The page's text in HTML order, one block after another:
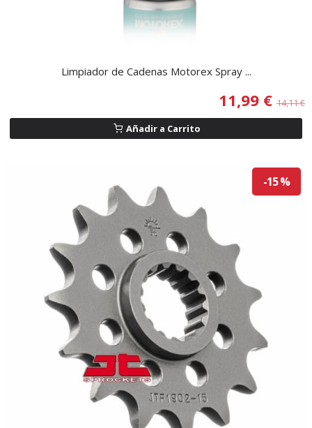
Limpiador de Cadenas Motorex Spray ...
11,99 € 14,11 €
Añadir a Carrito
-15 %